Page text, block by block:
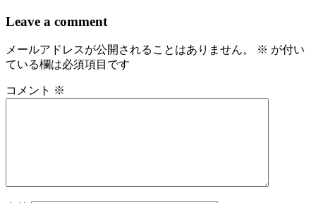
ナ
ゲ
シ
Leave a comment
メールアドレスが公開されることはありません。 ※ が付い
ている欄は必須項目です
コメント ※